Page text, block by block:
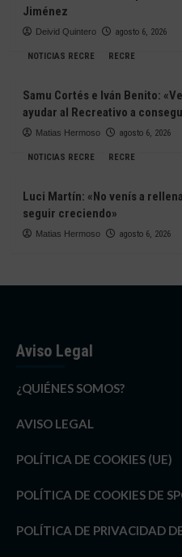
Jiménez
Deivid Quintero agosto 6, 2026
NOTICIAS RECRE RECRE
Samu Cortés e Iván Benito:
ayudar al Recreativo a
Matias Hermoso agosto 6, 2026
NOTICIAS RECRE RECRE
Luci Martín: «No venís a
seguir creciendo»
Matias Hermoso agosto 6, 2026
Aviso Legal
¿QUIÉNES SOMOS?
AVISO LEGAL
POLÍTICA DE COOKIES (UE)
POLÍTICA DE COOKIES DE
POLÍTICA DE PRIVACIDAD